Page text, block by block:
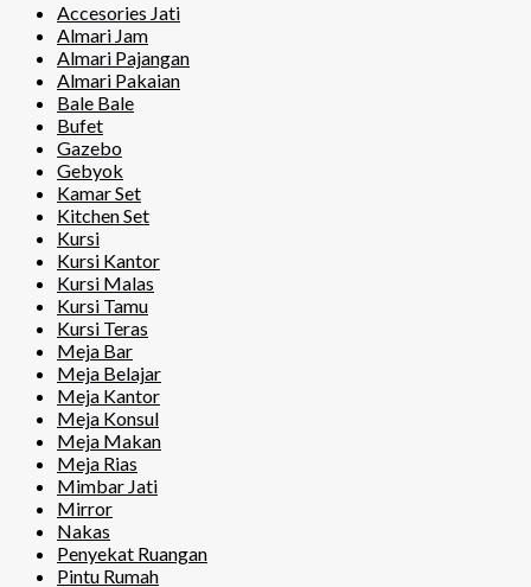
Accesories Jati
Almari Jam
Almari Pajangan
Almari Pakaian
Bale Bale
Bufet
Gazebo
Gebyok
Kamar Set
Kitchen Set
Kursi
Kursi Kantor
Kursi Malas
Kursi Tamu
Kursi Teras
Meja Bar
Meja Belajar
Meja Kantor
Meja Konsul
Meja Makan
Meja Rias
Mimbar Jati
Mirror
Nakas
Penyekat Ruangan
Pintu Rumah